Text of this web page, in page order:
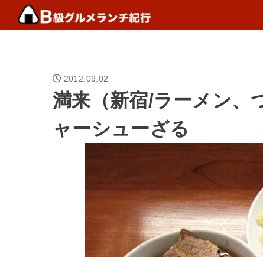
2012.09.02
満来（新宿/ラーメン、
ャーシューざる